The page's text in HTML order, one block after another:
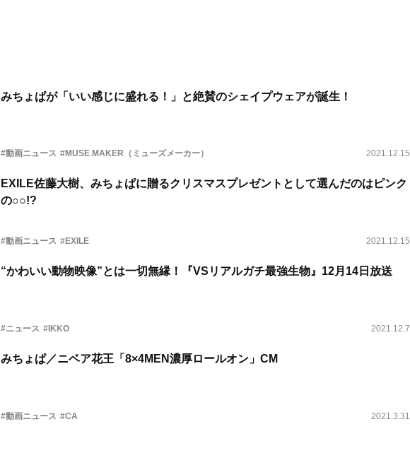
みちょぱが「いい感じに盛れる！」と絶賛のシェイプウェアが誕生！
#動画ニュース #MUSE MAKER（ミューズメーカー） 2021.12.15
EXILE佐藤大樹、みちょぱに贈るクリスマスプレゼントとして選んだのはピンク
の○○!?
#動画ニュース #EXILE 2021.12.15
“かわいい動物映像”とは一切無縁！『VSリアルガチ最強生物』12月14日放送
#ニュース #IKKO 2021.12.7
みちょぱ／ニベア花王「8×4MEN濃厚ロールオン」CM
#動画ニュース #CA 2021.3.31